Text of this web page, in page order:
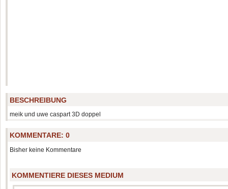
BESCHREIBUNG
meik und uwe caspart 3D doppel
KOMMENTARE:0
Bisher keine Kommentare
KOMMENTIERE DIESES MEDIUM